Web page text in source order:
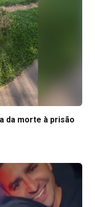
da morte à prisão